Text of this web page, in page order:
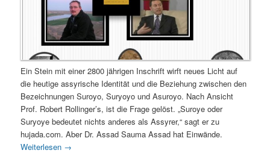
Ein Stein mit einer 2800 jährigen Inschrift wirft neues Licht auf
die heutige assyrische Identität und die Beziehung zwischen den
Bezeichnungen Suroyo, Suryoyo und Asuroyo. Nach Ansicht
Prof. Robert Rollinger’s, ist die Frage gelöst. „Suroye oder
Suryoye bedeutet nichts anderes als Assyrer,“ sagt er zu
hujada.com. Aber Dr. Assad Sauma Assad hat Einwände.
Weiterlesen →